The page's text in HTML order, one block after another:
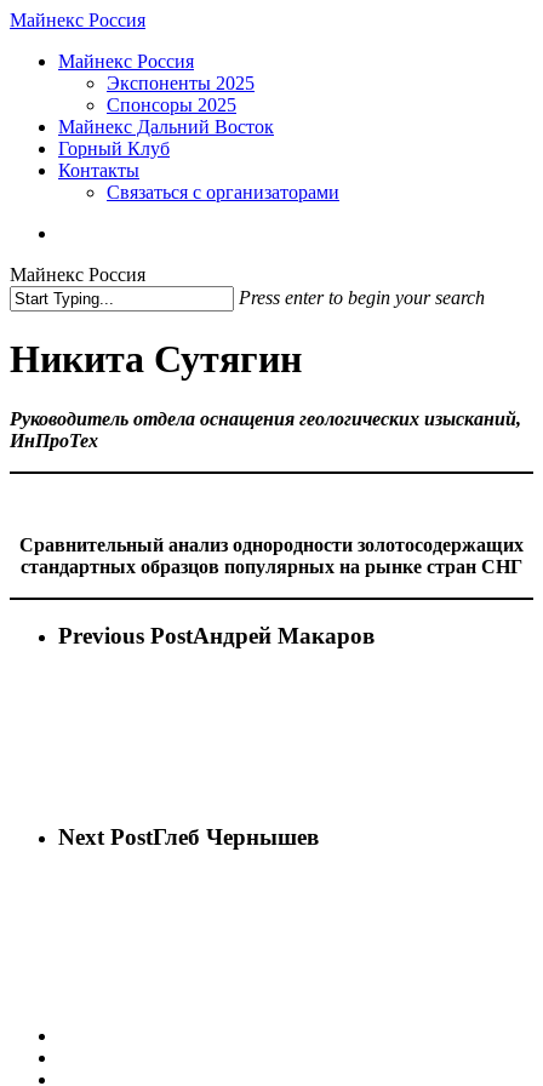
Skip
main
Майнекс Россия
Menu
Майнекс Россия
Экспоненты 2025
Спонсоры 2025
Майнекс Дальний Восток
Горный Клуб
Контакты
Связаться с организаторами
Майнекс Россия
Press enter to begin your search
Search
Никита Сутягин
Руководитель отдела оснащения геологических изысканий,
ИнПроТех
Сравнительный анализ однородности золотосодержащих
стандартных образцов популярных на рынке стран СНГ
Previous PostАндрей Макаров
Next PostГлеб Чернышев